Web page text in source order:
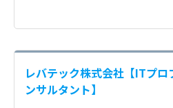
レバテック株式会社【ITプ
ンサルタント】